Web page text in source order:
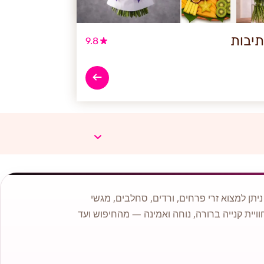
9.8
למצוא זרי פרחים, ורדים, סחלבים, מגשי
קנייה ברורה, נוחה ואמינה — מהחיפוש ועד